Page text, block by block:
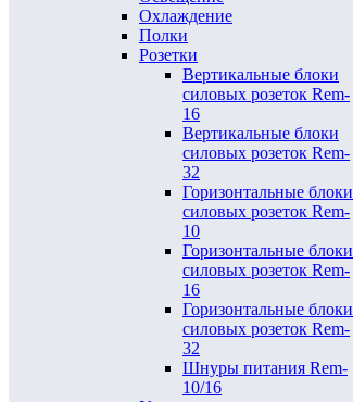
Охлаждение
Полки
Розетки
Вертикальные блоки
силовых розеток Rem-
16
Вертикальные блоки
силовых розеток Rem-
32
Горизонтальные блоки
силовых розеток Rem-
10
Горизонтальные блоки
силовых розеток Rem-
16
Горизонтальные блоки
силовых розеток Rem-
32
Шнуры питания Rem-
10/16